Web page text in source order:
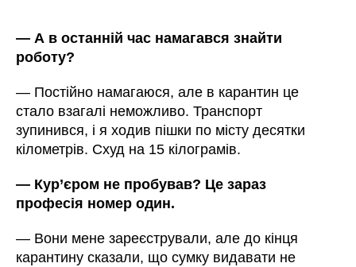
— А в останній час намагався знайти
роботу?
— Постійно намагаюся, але в карантин це
стало взагалі неможливо. Транспорт
зупинився, і я ходив пішки по місту десятки
кілометрів. Схуд на 15 кілограмів.
— Кур’єром не пробував? Це зараз
професія номер один.
— Вони мене зареєстрували, але до кінця
карантину сказали, що сумку видавати не